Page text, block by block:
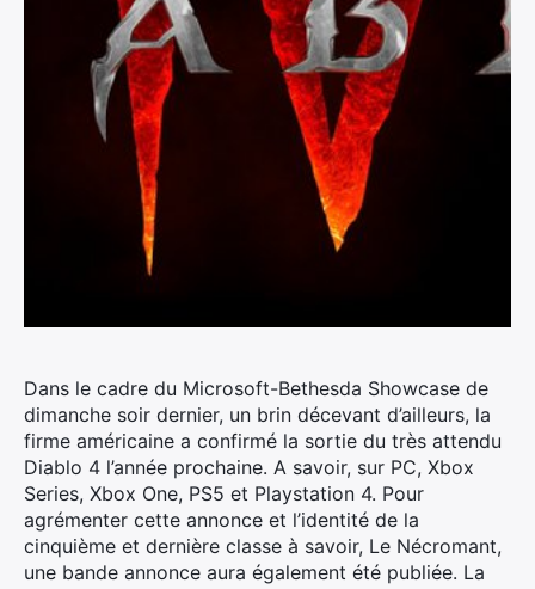
Dans le cadre du Microsoft-Bethesda Showcase de
dimanche soir dernier, un brin décevant d’ailleurs, la
firme américaine a confirmé la sortie du très attendu
Diablo 4 l’année prochaine. A savoir, sur PC, Xbox
Series, Xbox One, PS5 et Playstation 4. Pour
agrémenter cette annonce et l’identité de la
cinquième et dernière classe à savoir, Le Nécromant,
une bande annonce aura également été publiée. La